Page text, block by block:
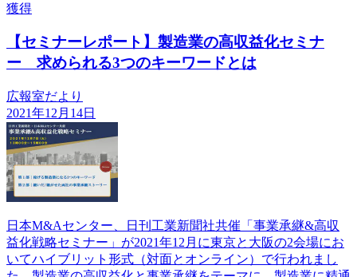
獲得
【セミナーレポート】製造業の高収益化セミナ
ー 求められる3つのキーワードとは
広報室だより
2021年12月14日
日本M&Aセンター、日刊工業新聞社共催「事業承継&高収
益化戦略セミナー」が2021年12月に東京と大阪の2会場にお
いてハイブリット形式（対面とオンライン）で行われまし